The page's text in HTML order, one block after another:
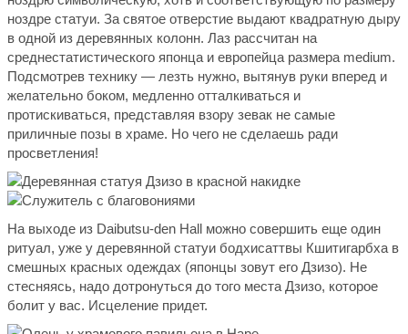
ноздре статуи. За святое отверстие выдают квадратную дыру
в одной из деревянных колонн. Лаз рассчитан на
среднестатистического японца и европейца размера medium.
Подсмотрев технику — лезть нужно, вытянув руки вперед и
желательно боком, медленно отталкиваться и
протискиваться, представляя взору зевак не самые
приличные позы в храме. Но чего не сделаешь ради
просветления!
На выходе из Daibutsu-den Hall можно совершить еще один
ритуал, уже у деревянной статуи бодхисаттвы Кшитигарбха в
смешных красных одеждах (японцы зовут его Дзизо). Не
стесняясь, надо дотронуться до того места Дзизо, которое
болит у вас. Исцеление придет.